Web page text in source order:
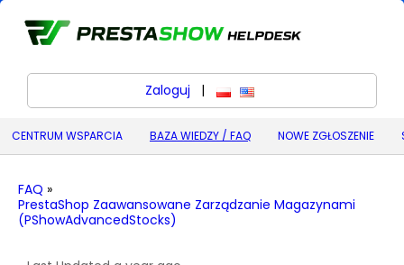
Zaloguj | polskiEnglish (United States)
CENTRUM WSPARCIA BAZA WIEDZY / FAQ NOWE ZGŁOSZENIE
FAQ »
PrestaShop Zaawansowane Zarządzanie Magazynami
(PShowAdvancedStocks)